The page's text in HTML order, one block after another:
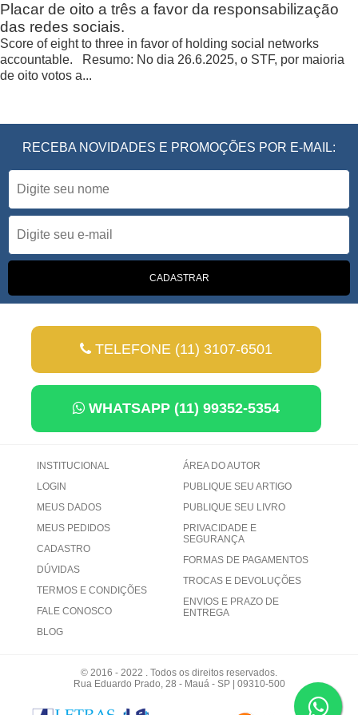
Placar de oito a três a favor da responsabilização
das redes sociais.
Score of eight to three in favor of holding social networks
accountable. Resumo: No dia 26.6.2025, o STF, por maioria
de oito votos a...
RECEBA NOVIDADES E PROMOÇÕES POR E-MAIL:
TELEFONE (11) 3107-6501
WHATSAPP (11) 99352-5354
INSTITUCIONAL
LOGIN
MEUS DADOS
MEUS PEDIDOS
CADASTRO
DÚVIDAS
TERMOS E CONDIÇÕES
FALE CONOSCO
BLOG
ÁREA DO AUTOR
PUBLIQUE SEU ARTIGO
PUBLIQUE SEU LIVRO
PRIVACIDADE E
SEGURANÇA
FORMAS DE PAGAMENTOS
TROCAS E DEVOLUÇÕES
ENVIOS E PRAZO DE
ENTREGA
© 2016 - 2022 . Todos os direitos reservados.
Rua Eduardo Prado, 28 - Mauá - SP | 09310-500